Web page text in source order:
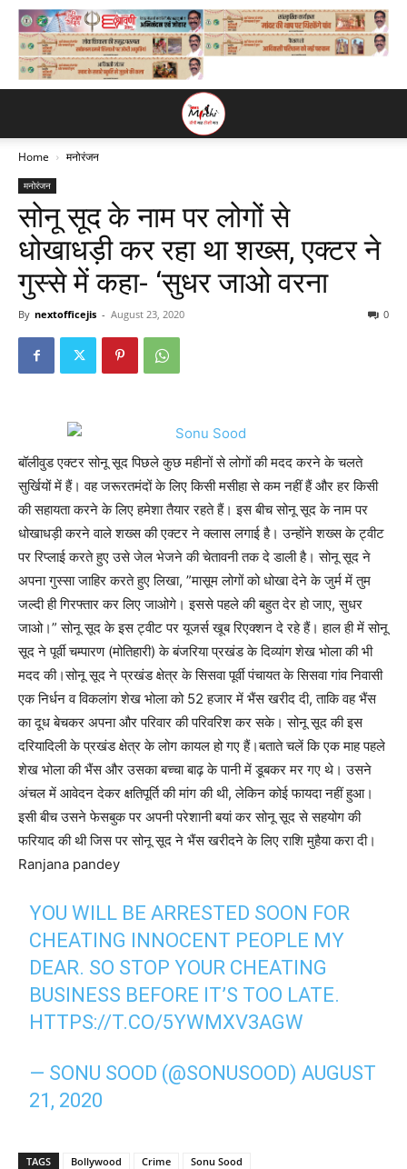
Home मनोरंजन
मनोरंजन
सोनू सूद के नाम पर लोगों से
धोखाधड़ी कर रहा था शख्स, एक्टर ने
गुस्से में कहा- ‘सुधर जाओ वरना
By nextofficejis - August 23, 2020 0
बॉलीवुड एक्टर सोनू सूद पिछले कुछ महीनों से लोगों की मदद करने के चलते
सुर्खियों में हैं। वह जरूरतमंदों के लिए किसी मसीहा से कम नहीं हैं और हर किसी
की सहायता करने के लिए हमेशा तैयार रहते हैं। इस बीच सोनू सूद के नाम पर
धोखाधड़ी करने वाले शख्स की एक्टर ने क्लास लगाई है। उन्होंने शख्स के ट्वीट
पर रिप्लाई करते हुए उसे जेल भेजने की चेतावनी तक दे डाली है। सोनू सूद ने
अपना गुस्सा जाहिर करते हुए लिखा, ”मासूम लोगों को धोखा देने के जुर्म में तुम
जल्दी ही गिरफ्तार कर लिए जाओगे। इससे पहले की बहुत देर हो जाए, सुधर
जाओ।” सोनू सूद के इस ट्वीट पर यूजर्स खूब रिएक्शन दे रहे हैं। हाल ही में सोनू
सूद ने पूर्वी चम्पारण (मोतिहारी) के बंजरिया प्रखंड के दिव्यांग शेख भोला की भी
मदद की।सोनू सूद ने प्रखंड क्षेत्र के सिसवा पूर्वी पंचायत के सिसवा गांव निवासी
एक निर्धन व विकलांग शेख भोला को 52 हजार में भैंस खरीद दी, ताकि वह भैंस
का दूध बेचकर अपना और परिवार की परिवरिश कर सके। सोनू सूद की इस
दरियादिली के प्रखंड क्षेत्र के लोग कायल हो गए हैं।बताते चलें कि एक माह पहले
शेख भोला की भैंस और उसका बच्चा बाढ़ के पानी में डूबकर मर गए थे। उसने
अंचल में आवेदन देकर क्षतिपूर्ति की मांग की थी, लेकिन कोई फायदा नहीं हुआ।
इसी बीच उसने फेसबुक पर अपनी परेशानी बयां कर सोनू सूद से सहयोग की
फरियाद की थी जिस पर सोनू सूद ने भैंस खरीदने के लिए राशि मुहैया करा दी।
Ranjana pandey
YOU WILL BE ARRESTED SOON FOR
CHEATING INNOCENT PEOPLE MY
DEAR. SO STOP YOUR CHEATING
BUSINESS BEFORE IT’S TOO LATE.
HTTPS://T.CO/5YWMXV3AGW
— SONU SOOD (@SONUSOOD)AUGUST
21, 2020
TAGS Bollywood Crime Sonu Sood